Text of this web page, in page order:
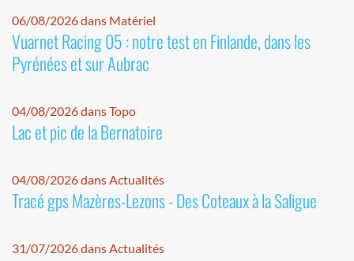
06/08/2026 dans Matériel
Vuarnet Racing 05 : notre test en Finlande, dans les
Pyrénées et sur Aubrac
04/08/2026 dans Topo
Lac et pic de la Bernatoire
04/08/2026 dans Actualités
Tracé gps Mazères-Lezons - Des Coteaux à la Saligue
31/07/2026 dans Actualités